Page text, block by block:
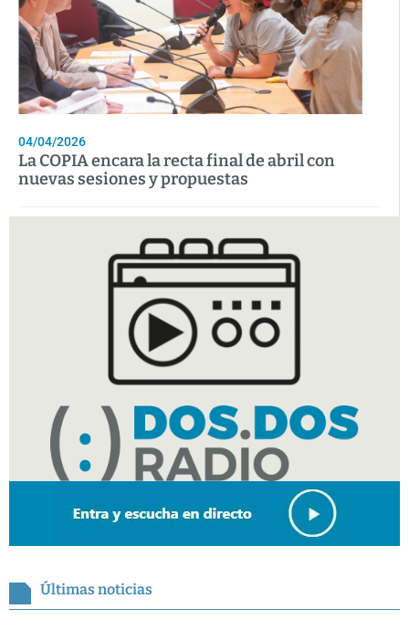
04/04/2026
La COPIA encara la recta final de abril con
nuevas sesiones y propuestas
Últimas noticias